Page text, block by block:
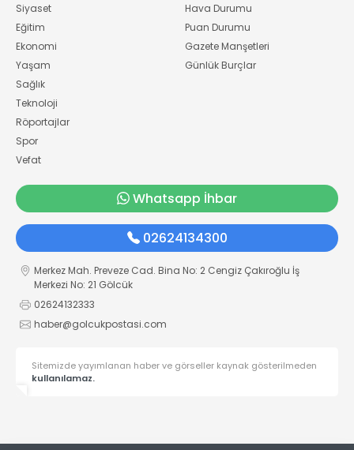
Siyaset
Eğitim
Ekonomi
Yaşam
Sağlık
Teknoloji
Röportajlar
Spor
Vefat
Hava Durumu
Puan Durumu
Gazete Manşetleri
Günlük Burçlar
Whatsapp İhbar
02624134300
Merkez Mah. Preveze Cad. Bina No: 2 Cengiz Çakıroğlu İş
Merkezi No: 21 Gölcük
02624132333
haber@golcukpostasi.com
Sitemizde yayımlanan haber ve görseller kaynak gösterilmeden
kullanılamaz.